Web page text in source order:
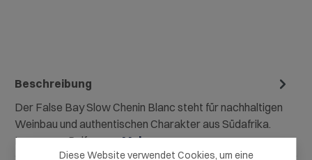
Beschreibung
Der False Bay Slow Chenin Blanc steht für nachhaltigen
Weinbau und authentischen Charakter aus Südafrika.
Langsame Reifung u…Mehr
Diese Website verwendet Cookies, um eine